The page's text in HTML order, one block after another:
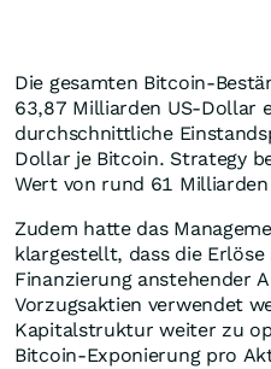
Die gesamten Bitcoin-
63,87 Milliarden US-Dollar
durchschnittliche
Dollar je Bitcoin. Strategy
Wert von rund 61
Zudem hatte das
klargestellt, dass die
Finanzierung anstehender
Vorzugsaktien verwendet
Kapitalstruktur weiter zu
Bitcoin-Exponierung pro